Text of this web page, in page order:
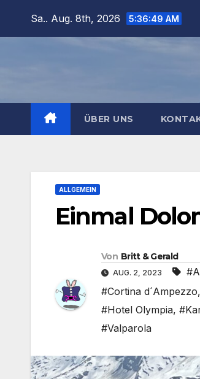
Sa.. Aug. 8th, 2026 5:36:51 AM
ÜBER UNS
ALLGEMEIN
Einmal
Von Britt & Gerald
AUG. 2, 2023
#Cortina d´Ampezzo,
#Hotel Olympia,
#Valparola